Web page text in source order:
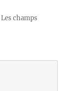
Les champs